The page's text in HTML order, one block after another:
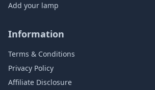
Add your lamp
Information
Terms & Conditions
Privacy Policy
Affiliate Disclosure